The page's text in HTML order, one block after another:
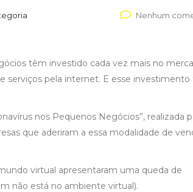
Nenhum
têm investido cada vez mais no
serviços pela internet. E esse
nos Pequenos Negócios”, realizada
que aderiram a essa modalidade de
virtual apresentaram uma queda de
não está no ambiente virtual).